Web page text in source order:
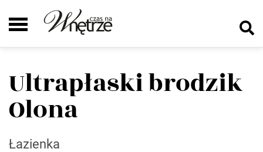
Ultrapłaski brodzik
Olona
Łazienka